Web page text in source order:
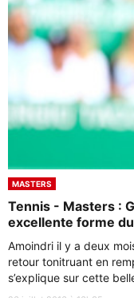
MASTERS
Tennis - Masters :
excellente forme
Amoindri il y a deux
retour tonitruant en
s’explique sur cette